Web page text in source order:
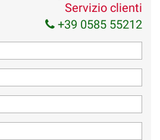
Servizio clienti
+39 0585 55212